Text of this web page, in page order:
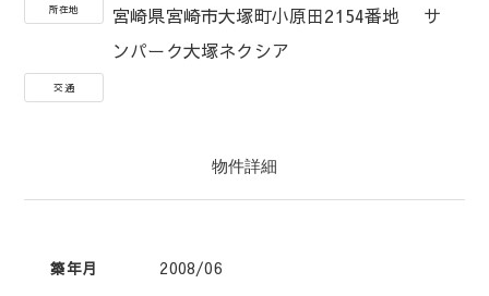
所在地
宮崎県宮崎市大塚町小原田2154番地 サ
ンパーク大塚ネクシア
交通
物件詳細
築年月 2008/06